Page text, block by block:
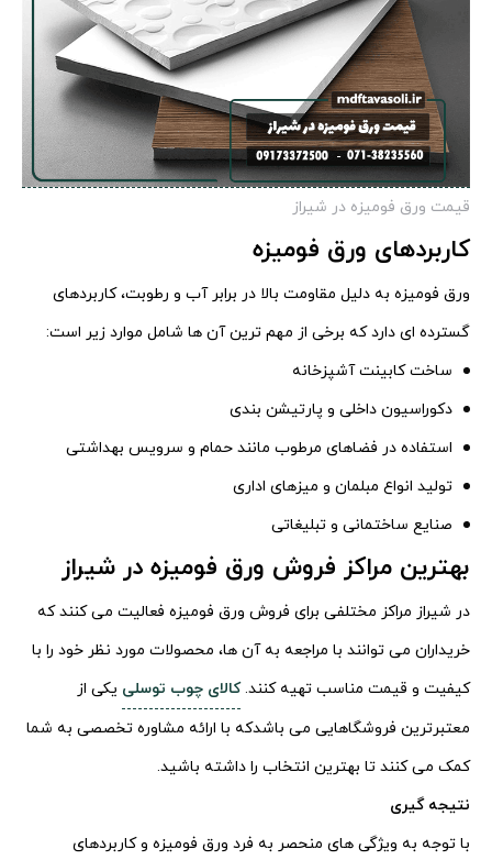
قیمت ورق فومیزه در شیراز
کاربردهای ورق فومیزه
ورق فومیزه به دلیل مقاومت بالا در برابر آب و رطوبت، کاربردهای
گسترده ای دارد که برخی از مهم ترین آن ها شامل موارد زیر است:
ساخت کابینت آشپزخانه
دکوراسیون داخلی و پارتیشن بندی
استفاده در فضاهای مرطوب مانند حمام و سرویس بهداشتی
تولید انواع مبلمان و میزهای اداری
صنایع ساختمانی و تبلیغاتی
بهترین مراکز فروش ورق فومیزه در شیراز
در شیراز مراکز مختلفی برای فروش ورق فومیزه فعالیت می کنند که
خریداران می توانند با مراجعه به آن ها، محصولات مورد نظر خود را با
کیفیت و قیمت مناسب تهیه کنند.کالای چوب توسلی یکی از
معتبرترین فروشگاهایی می باشدکه با ارائه مشاوره تخصصی به شما
کمک می کنند تا بهترین انتخاب را داشته باشید.
نتیجه گیری
با توجه به ویژگی های منحصر به فرد ورق فومیزه و کاربردهای